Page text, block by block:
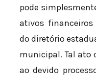
pode
ativos financeiros
do diretório
municipal. Tal ato
ao devido